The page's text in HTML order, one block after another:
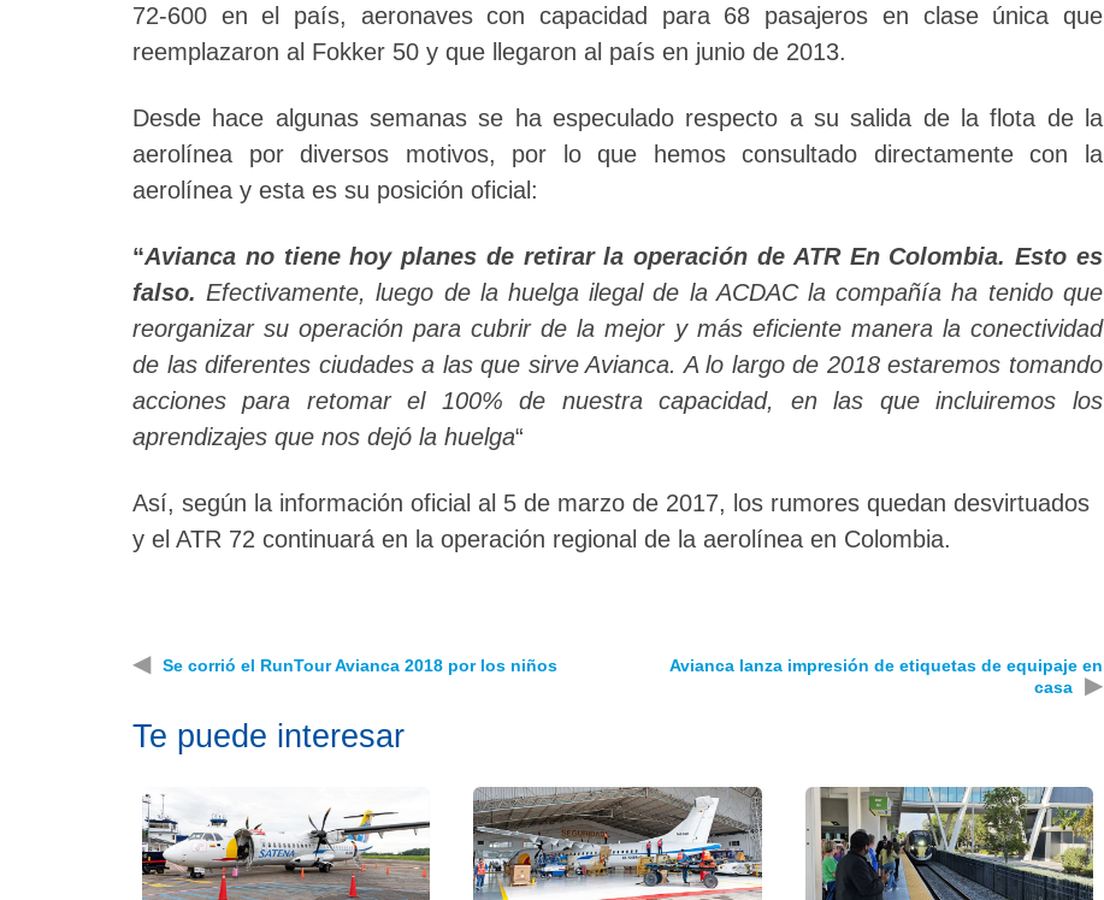
72-600 en el país, aeronaves con capacidad para 68 pasajeros en clase única que
reemplazaron al Fokker 50 y que llegaron al país en junio de 2013.
Desde hace algunas semanas se ha especulado respecto a su salida de la flota de la
aerolínea por diversos motivos, por lo que hemos consultado directamente con la
aerolínea y esta es su posición oficial:
“Avianca no tiene hoy planes de retirar la operación de ATR En Colombia. Esto es
falso. Efectivamente, luego de la huelga ilegal de la ACDAC la compañía ha tenido que
reorganizar su operación para cubrir de la mejor y más eficiente manera la conectividad
de las diferentes ciudades a las que sirve Avianca. A lo largo de 2018 estaremos tomando
acciones para retomar el 100% de nuestra capacidad, en las que incluiremos los
aprendizajes que nos dejó la huelga“
Así, según la información oficial al 5 de marzo de 2017, los rumores quedan desvirtuados
y el ATR 72 continuará en la operación regional de la aerolínea en Colombia.
◀ Se corrió el RunTour Avianca 2018 por los niños
Avianca lanza impresión de etiquetas de equipaje en
casa
▶
Te puede interesar